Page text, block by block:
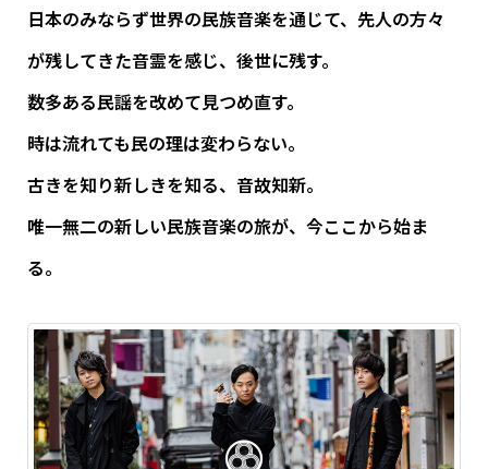
日本のみならず世界の民族音楽を通じて、先人の方々
が残してきた音霊を感じ、後世に残す。
数多ある民謡を改めて見つめ直す。
時は流れても民の理は変わらない。
古きを知り新しきを知る、音故知新。
唯一無二の新しい民族音楽の旅が、今ここから始ま
る。